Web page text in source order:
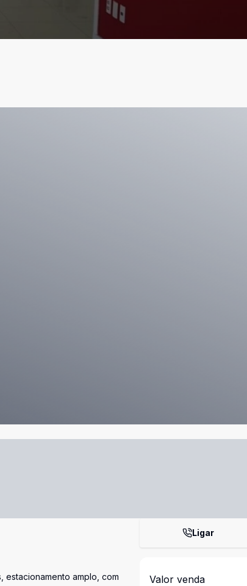
estacionamento amplo, com
Ligar
Valor venda